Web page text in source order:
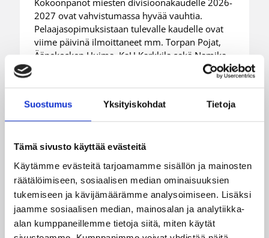
Suostumus Yksityiskohdat Tietoja
Tämä sivusto käyttää evästeitä
Käytämme evästeitä tarjoamamme sisällön ja mainosten
räätälöimiseen, sosiaalisen median ominaisuuksien
tukemiseen ja kävijämäärämme analysoimiseen. Lisäksi
jaamme sosiaalisen median, mainosalan ja analytiikka-
alan kumppaneillemme tietoja siitä, miten käytät
Kokoonpanot miesten divisioonakaudelle 2026-
2027 ovat vahvistumassa hyvää vauhtia.
Pelaajasopimuksistaan tulevalle kaudelle ovat
viime päivinä ilmoittaneet mm. Torpan Pojat,
Äänekosken Huima, KaU Karkkila sekä Namika